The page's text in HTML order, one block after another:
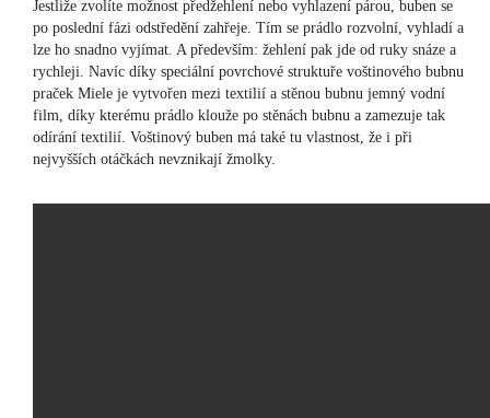
Jestliže zvolíte možnost předžehlení nebo vyhlazení párou, buben se
po poslední fázi odstředění zahřeje. Tím se prádlo rozvolní, vyhladí a
lze ho snadno vyjímat. A především: žehlení pak jde od ruky snáze a
rychleji. Navíc díky speciální povrchové struktuře voštinového bubnu
praček Miele je vytvořen mezi textilií a stěnou bubnu jemný vodní
film, díky kterému prádlo klouže po stěnách bubnu a zamezuje tak
odírání textilií. Voštinový buben má také tu vlastnost, že i při
nejvyšších otáčkách nevznikají žmolky.